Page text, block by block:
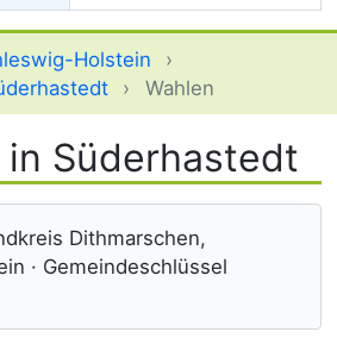
Holstein
›
› Wahlen
in Süderhastedt
Dithmarschen,
· Gemeindeschlüssel